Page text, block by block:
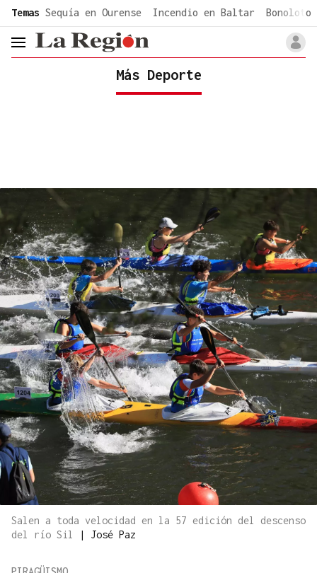
common.go-to-content
Temas Sequía en Ourense Incendio en Baltar Bonoloto
header.menu.open
Más Deporte
Salen a toda velocidad en la 57 edición del descenso
del río Sil
| José Paz